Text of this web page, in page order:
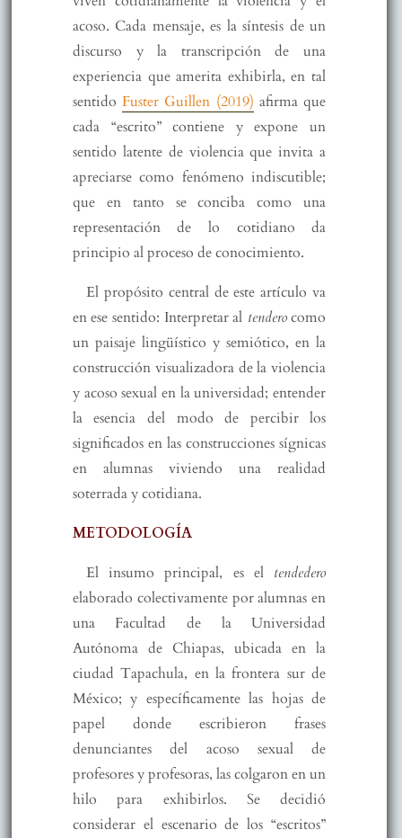
acoso. Cada mensaje, es la síntesis de un
discurso y la transcripción de una
experiencia que amerita exhibirla, en tal
sentido Fuster Guillen (2019) afirma que
cada “escrito” contiene y expone un
sentido latente de violencia que invita a
apreciarse como fenómeno indiscutible;
que en tanto se conciba como una
representación de lo cotidiano da
principio al proceso de conocimiento.
El propósito central de este artículo va
en ese sentido: Interpretar al tenderocomo
un paisaje lingüístico y semiótico, en la
construcción visualizadora de la violencia
y acoso sexual en la universidad; entender
la esencia del modo de percibir los
significados en las construcciones sígnicas
en alumnas viviendo una realidad
soterrada y cotidiana.
METODOLOGÍA
El insumo principal, es el tendedero
elaborado colectivamente por alumnas en
una Facultad de la Universidad
Autónoma de Chiapas, ubicada en la
ciudad Tapachula, en la frontera sur de
México; y específicamente las hojas de
papel donde escribieron frases
denunciantes del acoso sexual de
profesores y profesoras, las colgaron en un
hilo para exhibirlos. Se decidió
considerar el escenario de los “escritos”